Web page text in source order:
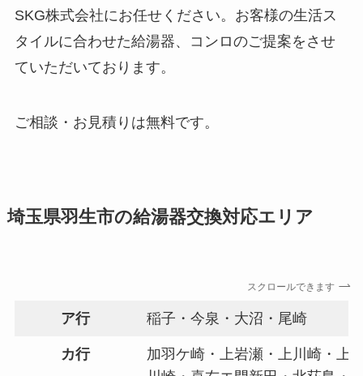
SKG株式会社にお任せください。お客様の生活ス
タイルに合わせた給湯器、コンロのご提案をさせ
ていただいております。
ご相談・お見積りは無料です。
埼玉県羽生市の給湯器交換対応エリア
スクロールできます
ア行 稲子・今泉・大沼・尾崎
カ行
加羽ケ崎・上岩瀬・上川崎・上